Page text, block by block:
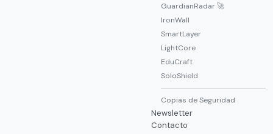
GuardianRadar 🚀
IronWall
SmartLayer
LightCore
EduCraft
SoloShield
Copias de Seguridad
Newsletter
Contacto